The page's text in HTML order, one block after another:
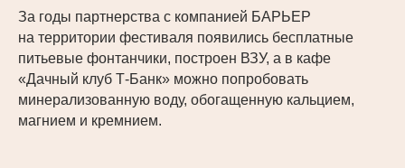
За годы партнерства с компанией БАРЬЕР
на территории фестиваля появились бесплатные
питьевые фонтанчики, построен ВЗУ, а в кафе
«Дачный клуб Т-Банк» можно попробовать
минерализованную воду, обогащенную кальцием,
магнием и кремнием.